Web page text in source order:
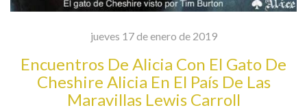
jueves 17 de enero de 2019
Encuentros De Alicia Con El Gato De
Cheshire Alicia En El País De Las
Maravillas Lewis Carroll